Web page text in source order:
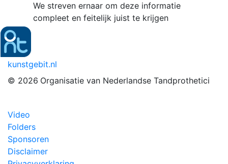
We streven ernaar om deze informatie
compleet en feitelijk juist te krijgen
kunstgebit.nl
© 2026 Organisatie van Nederlandse Tandprothetici
Video
Folders
Sponsoren
Disclaimer